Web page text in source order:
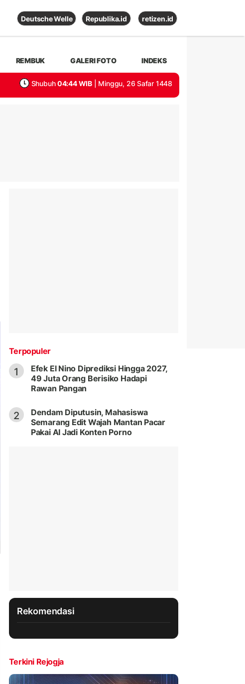
Deutsche Welle Republika.id retizen.id
REMBUK GALERI FOTO INDEKS
Shubuh 04:44 WIB | Minggu, 26 Safar 1448
Terpopuler
1
Efek El Nino Diprediksi Hingga 2027,
49 Juta Orang Berisiko Hadapi
Rawan Pangan
2
Dendam Diputusin, Mahasiswa
Semarang Edit Wajah Mantan Pacar
Pakai AI Jadi Konten Porno
Rekomendasi
Terkini Rejogja